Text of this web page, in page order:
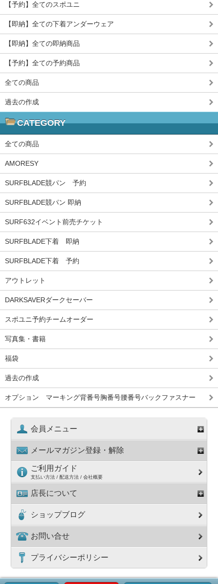
【予約】全てのスポユニ
【即納】全ての下着アンダーウェア
【即納】全ての即納商品
【予約】全ての予約商品
全ての商品
過去の作成
CATEGORY
全ての商品
AMORESY
SURFBLADE競パン 予約
SURFBLADE競パン 即納
SURF632イベント前売チケット
SURFBLADE下着 即納
SURFBLADE下着 予約
アウトレット
DARKSAVERダークセーバー
スポユニ予約チームオーダー
写真集・書籍
福袋
過去の作成
オプション マーキング背番号胸番号腰番号バックファスナー
会員メニュー
メールマガジン登録・解除
ご利用ガイド
支払い方法 / 配送方法 / 会社概要
店長について
ショップブログ
お問い合せ
プライバシーポリシー